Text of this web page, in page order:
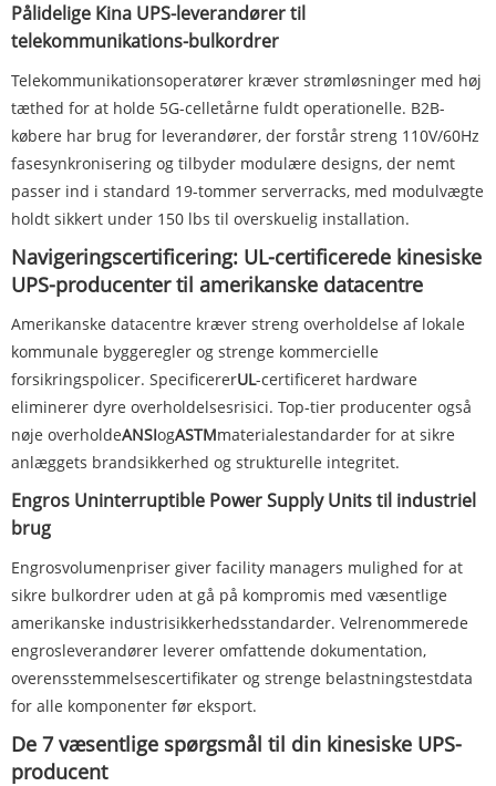
Pålidelige Kina UPS-leverandører til
telekommunikations-bulkordrer
Telekommunikationsoperatører kræver strømløsninger med høj
tæthed for at holde 5G-celletårne ​​fuldt operationelle. B2B-
købere har brug for leverandører, der forstår streng 110V/60Hz
fasesynkronisering og tilbyder modulære designs, der nemt
passer ind i standard 19-tommer serverracks, med modulvægte
holdt sikkert under 150 lbs til overskuelig installation.
Navigeringscertificering: UL-certificerede kinesiske
UPS-producenter til amerikanske datacentre
Amerikanske datacentre kræver streng overholdelse af lokale
kommunale byggeregler og strenge kommercielle
forsikringspolicer. SpecificererUL-certificeret hardware
eliminerer dyre overholdelsesrisici. Top-tier producenter også
nøje overholdeANSIogASTMmaterialestandarder for at sikre
anlæggets brandsikkerhed og strukturelle integritet.
Engros Uninterruptible Power Supply Units til industriel
brug
Engrosvolumenpriser giver facility managers mulighed for at
sikre bulkordrer uden at gå på kompromis med væsentlige
amerikanske industrisikkerhedsstandarder. Velrenommerede
engrosleverandører leverer omfattende dokumentation,
overensstemmelsescertifikater og strenge belastningstestdata
for alle komponenter før eksport.
De 7 væsentlige spørgsmål til din kinesiske UPS-
producent